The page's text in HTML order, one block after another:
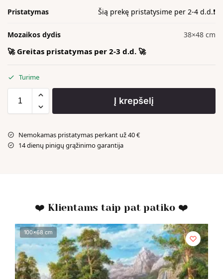
Pristatymas Šią prekę pristatysime per 2-4 d.d.❗️
Mozaikos dydis 38×48 cm
🚀 Greitas pristatymas per 2-3 d.d. 🚀
Turime
Į krepšelį
Nemokamas pristatymas perkant už 40 €
14 dienų pinigų grąžinimo garantija
❤️ Klientams taip pat patiko ❤️
100x68 cm